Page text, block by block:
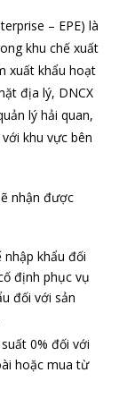
– EPE) là
khu chế xuất
xuất khẩu hoạt
địa lý, DNCX
lý hải quan,
khu vực bên
nhận được
nhập khẩu đối
định phục vụ
đối với sản
0% đối với
hoặc mua từ